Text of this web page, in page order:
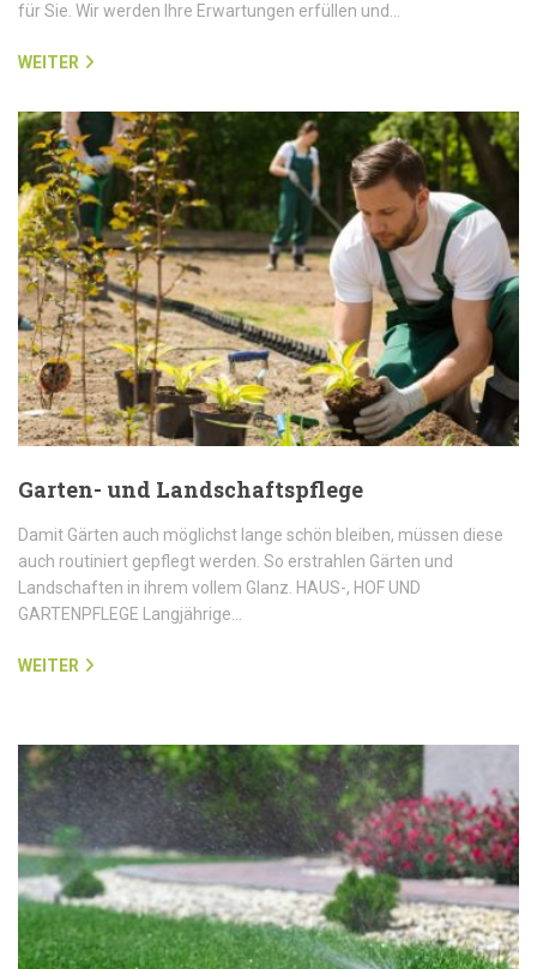
für Sie. Wir werden Ihre Erwartungen erfüllen und…
WEITER
Garten- und Landschaftspflege
Damit Gärten auch möglichst lange schön bleiben, müssen diese
auch routiniert gepflegt werden. So erstrahlen Gärten und
Landschaften in ihrem vollem Glanz. HAUS-, HOF UND
GARTENPFLEGE Langjährige…
WEITER